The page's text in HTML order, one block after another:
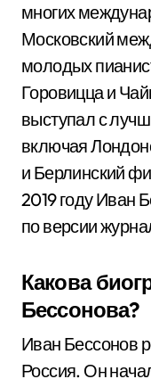
многих
Московский
молодых
Горовицца и
выступал с
включая
и Берлинский
2019 году Иван
по версии
Какова
Бессонова?
Иван Бессонов
Россия. Он